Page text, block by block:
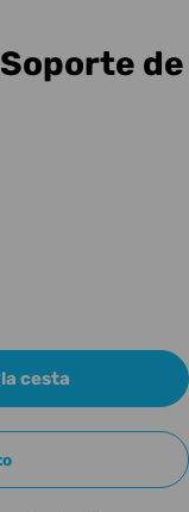
de
Pad Eco 2
Adam Hall
cesta